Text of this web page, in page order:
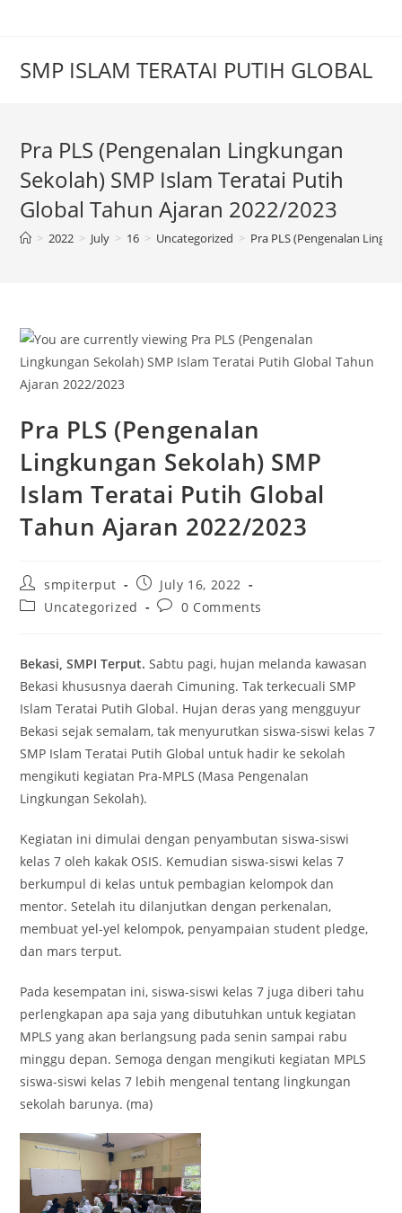
SMP ISLAM TERATAI PUTIH GLOBAL
Pra PLS (Pengenalan Lingkungan
Sekolah) SMP Islam Teratai Putih
Global Tahun Ajaran 2022/2023
> 2022 > July > 16 > Uncategorized > Pra PLS (Pengenalan
Pra PLS (Pengenalan
Lingkungan Sekolah) SMP
Islam Teratai Putih Global
Tahun Ajaran 2022/2023
smpiterput
July 16, 2022
Uncategorized
0 Comments
Bekasi, SMPI Terput.Sabtu pagi, hujan melanda kawasan
Bekasi khususnya daerah Cimuning. Tak terkecuali SMP
Islam Teratai Putih Global. Hujan deras yang mengguyur
Bekasi sejak semalam, tak menyurutkan siswa-siswi kelas 7
SMP Islam Teratai Putih Global untuk hadir ke sekolah
mengikuti kegiatan Pra-MPLS (Masa Pengenalan
Lingkungan Sekolah).
Kegiatan ini dimulai dengan penyambutan siswa-siswi
kelas 7 oleh kakak OSIS. Kemudian siswa-siswi kelas 7
berkumpul di kelas untuk pembagian kelompok dan
mentor. Setelah itu dilanjutkan dengan perkenalan,
membuat yel-yel kelompok, penyampaian student pledge,
dan mars terput.
Pada kesempatan ini, siswa-siswi kelas 7 juga diberi tahu
perlengkapan apa saja yang dibutuhkan untuk kegiatan
MPLS yang akan berlangsung pada senin sampai rabu
minggu depan. Semoga dengan mengikuti kegiatan MPLS
siswa-siswi kelas 7 lebih mengenal tentang lingkungan
sekolah barunya. (ma)